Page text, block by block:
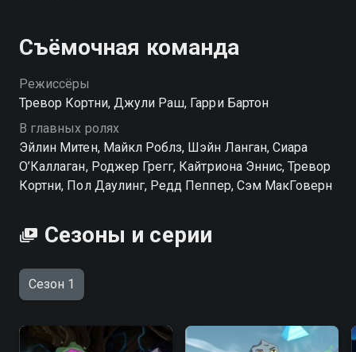
Съёмочная команда
Режиссёры
Тревор Кортни, Джули Раш, Гарри Бартон
В главных ролях
Эйлин Митен, Майкл Роблз, Шэйн Ланган, Сиара
О’Каллаган, Роджер Грегг, Кайтриона Эннис, Тревор
Кортни, Пол Даулинг, Редд Пеппер, Сэм МакГоверн
Сезоны и серии
Сезон 1